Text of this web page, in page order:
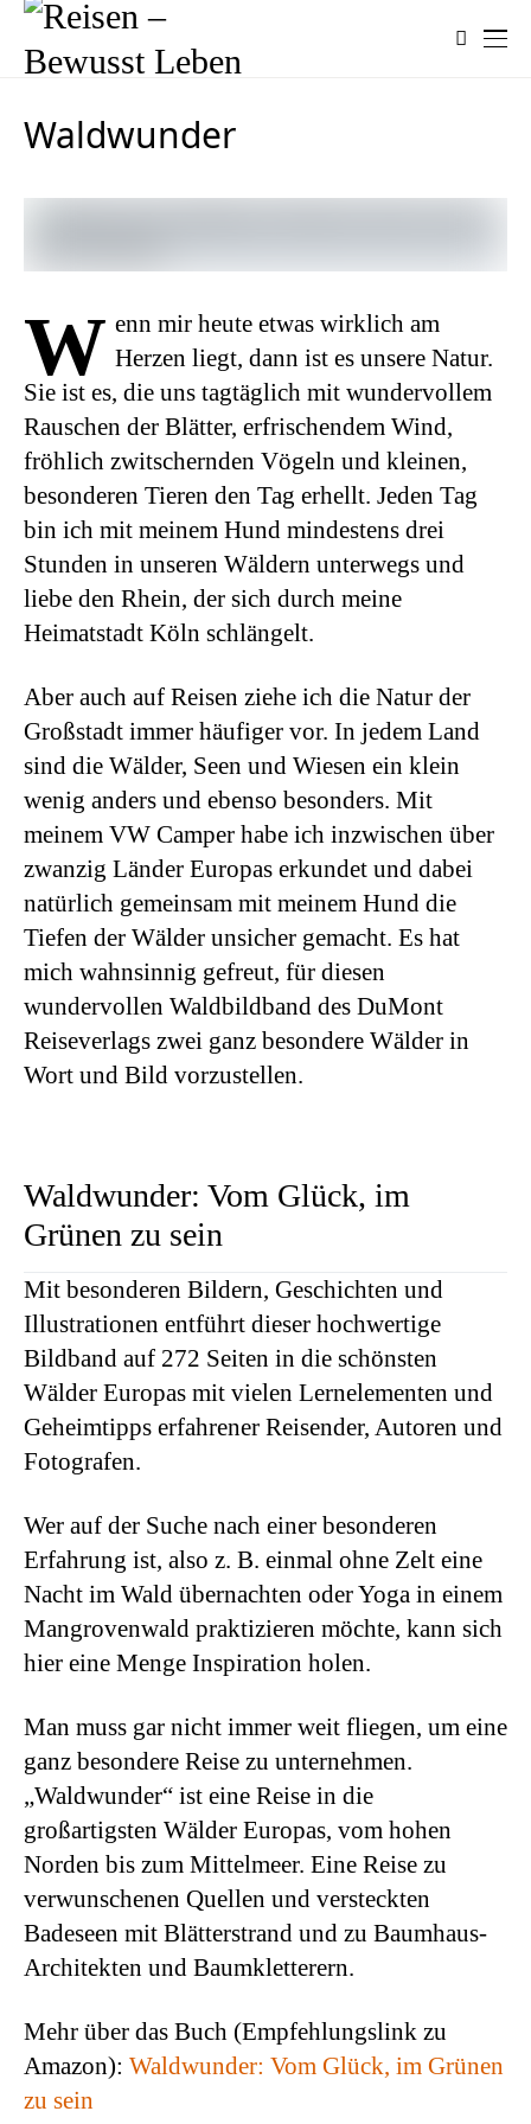
Waldwunder
W enn mir heute etwas wirklich am
Herzen liegt, dann ist es unsere Natur.
Sie ist es, die uns tagtäglich mit wundervollem
Rauschen der Blätter, erfrischendem Wind,
fröhlich zwitschernden Vögeln und kleinen,
besonderen Tieren den Tag erhellt. Jeden Tag
bin ich mit meinem Hund mindestens drei
Stunden in unseren Wäldern unterwegs und
liebe den Rhein, der sich durch meine
Heimatstadt Köln schlängelt.
Aber auch auf Reisen ziehe ich die Natur der
Großstadt immer häufiger vor. In jedem Land
sind die Wälder, Seen und Wiesen ein klein
wenig anders und ebenso besonders. Mit
meinem VW Camper habe ich inzwischen über
zwanzig Länder Europas erkundet und dabei
natürlich gemeinsam mit meinem Hund die
Tiefen der Wälder unsicher gemacht. Es hat
mich wahnsinnig gefreut, für diesen
wundervollen Waldbildband des DuMont
Reiseverlags zwei ganz besondere Wälder in
Wort und Bild vorzustellen.
Waldwunder: Vom Glück, im
Grünen zu sein
Mit besonderen Bildern, Geschichten und
Illustrationen entführt dieser hochwertige
Bildband auf 272 Seiten in die schönsten
Wälder Europas mit vielen Lernelementen und
Geheimtipps erfahrener Reisender, Autoren und
Fotografen.
Wer auf der Suche nach einer besonderen
Erfahrung ist, also z. B. einmal ohne Zelt eine
Nacht im Wald übernachten oder Yoga in einem
Mangrovenwald praktizieren möchte, kann sich
hier eine Menge Inspiration holen.
Man muss gar nicht immer weit fliegen, um eine
ganz besondere Reise zu unternehmen.
„Waldwunder“ ist eine Reise in die
großartigsten Wälder Europas, vom hohen
Norden bis zum Mittelmeer. Eine Reise zu
verwunschenen Quellen und versteckten
Badeseen mit Blätterstrand und zu Baumhaus-
Architekten und Baumkletterern.
Mehr über das Buch (Empfehlungslink zu
Amazon): Waldwunder: Vom Glück, im Grünen
zu sein